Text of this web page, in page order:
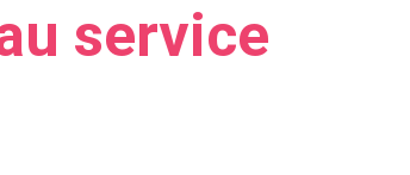
service